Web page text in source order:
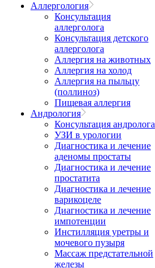
Аллергология
Консультация
аллерголога
Консультация детского
аллерголога
Аллергия на животных
Аллергия на холод
Аллергия на пыльцу
(поллиноз)
Пищевая аллергия
Андрология
Консультация андролога
УЗИ в урологии
Диагностика и лечение
аденомы простаты
Диагностика и лечение
простатита
Диагностика и лечение
варикоцеле
Диагностика и лечение
импотенции
Инстилляция уретры и
мочевого пузыря
Массаж предстательной
железы